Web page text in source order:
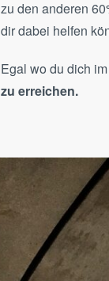
zu den anderen
dir dabei helfen
Egal wo du dich
zu erreichen.